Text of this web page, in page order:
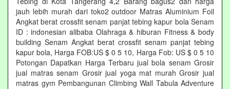
jauh lebih murah dari toko2 outdoor Matras Aluminium Foil
Angkat berat crossfit senam panjat tebing kapur bola Senam
ID : indonesian alibaba Olahraga & hiburan Fitness & body
building Senam Angkat berat crossfit senam panjat tebing
kapur bola, Harga FOB:US $ 0 5 10, Harga Fob: US $ 0 5 10
Potongan Dapatkan Harga Terbaru jual bola senam Grosir
jual matras senam Grosir jual yoga mat murah Grosir jual
matras gym Pembangunan Climbing Wall Tabula Adventure